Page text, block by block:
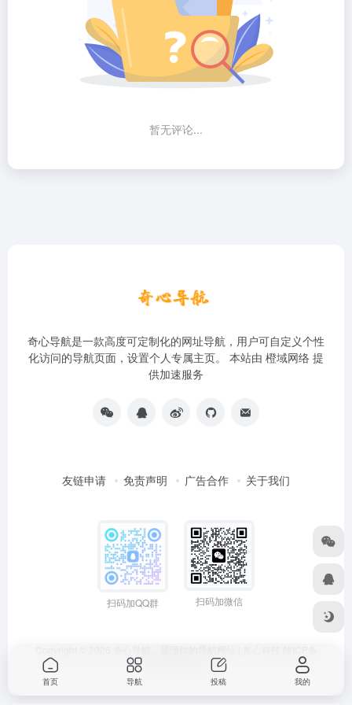
暂无评论...
奇心导航是一款高度可定制化的网址导航，用户可自定义个性
化访问的导航页面，设置个人专属主页。 本站由 橙域网络 提
供加速服务
友链申请 免责声明 广告合作 关于我们
扫码加QQ群 扫码加微信
首页 导航 投稿 我的